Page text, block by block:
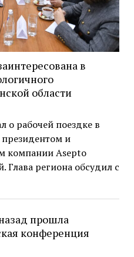
в
области
о рабочей поездке в
президентом и
компании Asepto
региона обсудил с
прошла
конференция